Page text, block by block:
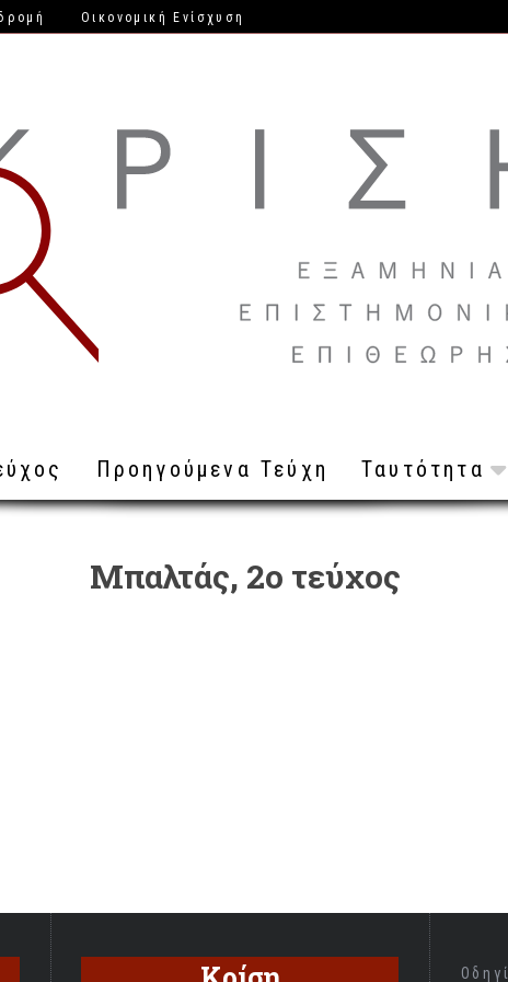
Οικονομική Ενίσχυση
Προηγούμενα Τεύχη Ταυτότητα
Μπαλτάς, 2ο τεύχος